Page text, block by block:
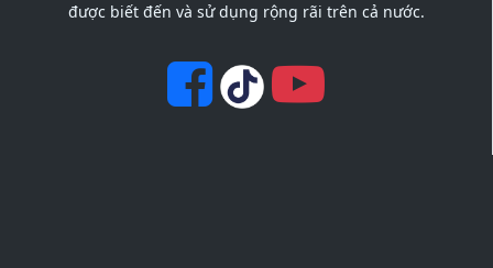
được biết đến và sử dụng rộng rãi trên cả nước.